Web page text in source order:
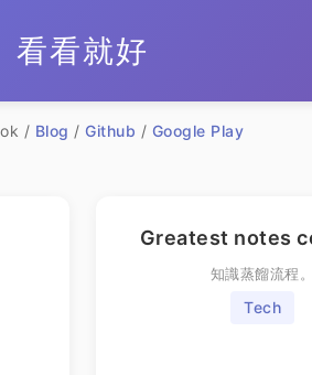
看看就好
/ Blog /Github / Google Play
Greatest notes
知識蒸餾流程。
Tech